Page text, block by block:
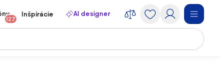
127
Inšpirácie AI designer